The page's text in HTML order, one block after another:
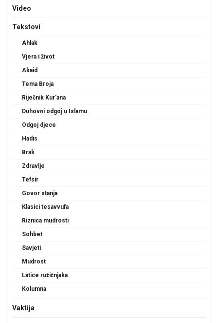
Video
Tekstovi
Ahlak
Vjera i život
Akaid
Tema Broja
Riječnik Kur'ana
Duhovni odgoj u Islamu
Odgoj djece
Hadis
Brak
Zdravlje
Tefsir
Govor stanja
Klasici tesavvufa
Riznica mudrosti
Sohbet
Savjeti
Mudrost
Latice ružičnjaka
Kolumna
Vaktija